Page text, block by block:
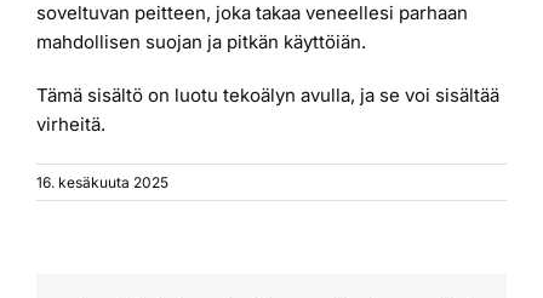
soveltuvan peitteen, joka takaa veneellesi parhaan
mahdollisen suojan ja pitkän käyttöiän.
Tämä sisältö on luotu tekoälyn avulla, ja se voi sisältää
virheitä.
16. kesäkuuta 2025